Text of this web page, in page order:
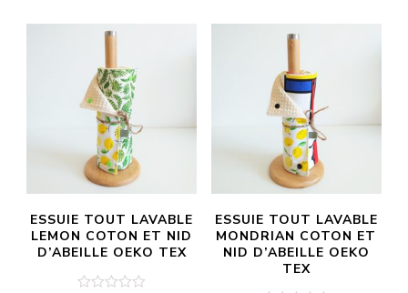
ESSUIE TOUT LAVABLE
LEMON COTON ET NID
D’ABEILLE OEKO TEX
ESSUIE TOUT LAVABLE
MONDRIAN COTON ET
NID D’ABEILLE OEKO
TEX